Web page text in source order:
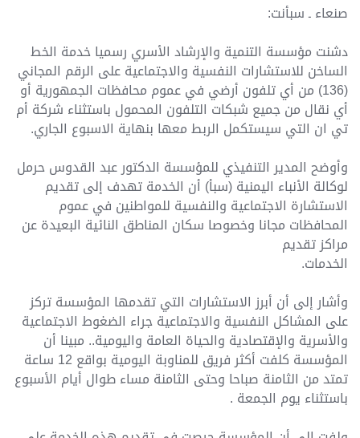
صنعاء ـ سبأنت:
دشنت مؤسسة التنمية والإرشاد الأسري رسميا خدمة الخط
الساخن للاستشارات النفسية والاجتماعية على الرقم المجاني
(136) من أي تلفون أرضي في عموم محافظات الجمهورية أو
أي نقال من جميع شبكات التلفون المحمول باستثناء شركة أم
تي ان التي سيستكمل الربط معها بنهاية الاسبوع الجاري.
وأوضح المدير التنفيذي للمؤسسة الدكتور عبد القدوس حرمل
لوكالة الأنباء اليمنية (سبأ) أن الخدمة تهدف إلى تقديم
الاستشارة الاجتماعية والنفسية للمواطنين في عموم
المحافظات مجانا وخصوصا سكان المناطق النائية البعيدة عن
مراكز تقديم
الخدمات.
وأشار إلى أن أبرز الاستشارات التي تقدمها المؤسسة تركز
على المشاكل النفسية والاجتماعية جراء الضغوط الاجتماعية
والأسرية والإقتصادية والحياة العامة واليومية.. مبينا أن
المؤسسة كلفت أكثر فريق للمناوبة اليومية بواقع 12 ساعة
تمتد من الثامنة صباحا وحتى الثامنة مساء طوال أيام الأسبوع
باستثناء يوم الجمعة .